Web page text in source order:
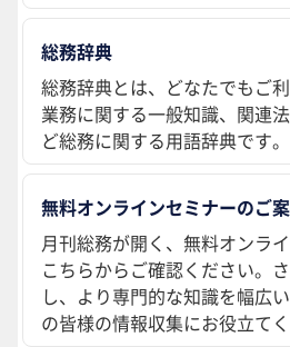
総務辞典
総務辞典とは、どなたでもご
業務に関する一般知識、関連
ど総務に関する用語辞典です。
無料オンラインセミナーのご
月刊総務が開く、無料オンラ
こちらからご確認ください。
し、より専門的な知識を幅広
の皆様の情報収集にお役立てく